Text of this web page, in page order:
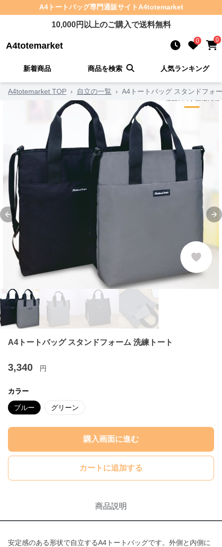
A4トートバッグ専門通販サイト A4totemarket
10,000円以上のご購入で送料無料
A4totemarket 0 0
新着商品 商品を検索 人気ランキング
A4totemarket TOP › 自立の一覧 › A4トートバッグ スタンドフォ
Previous slide
A4トートバッグ スタンドフォーム 洗練トート
3,340 円
カラー
ブルー グリーン
購入画面に進む
カートに追加する
商品説明
安定感のある形状で自立するA4トートバッグです。外側と内側に